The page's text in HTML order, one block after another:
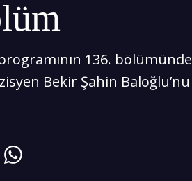
136. bölümünde
Bekir Şahin Baloğlu’nu